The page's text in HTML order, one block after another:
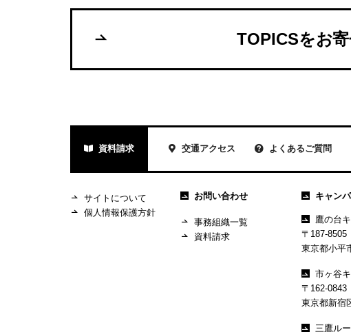
TOPICSをお
資料請求 交通アクセス よくあるご質問
サイトについて
個人情報保護方針
お問い合わせ
事務組織一覧
資料請求
キャン
鷹の台
〒187-8505
東京都小平
市ヶ谷
〒162-0843
東京都新宿
三鷹ル